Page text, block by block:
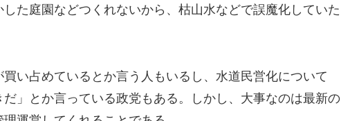
た庭園などつくれないから、枯山水などで誤魔化していた
い占めているとか言う人もいるし、水道民営化について
だ」とか言っている政党もある。しかし、大事なのは最新の